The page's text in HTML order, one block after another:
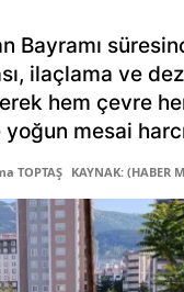
Bayramı
ilaçlama ve
hem çevre
mesai
TOPTAŞ KAYNAK: (HABER